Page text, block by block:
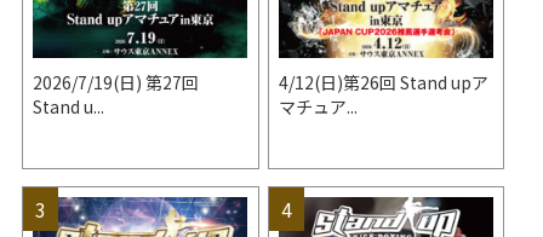
2026/7/19(日) 第27回
Stand u...
4/12(日)第26回 Stand upア
マチュア...